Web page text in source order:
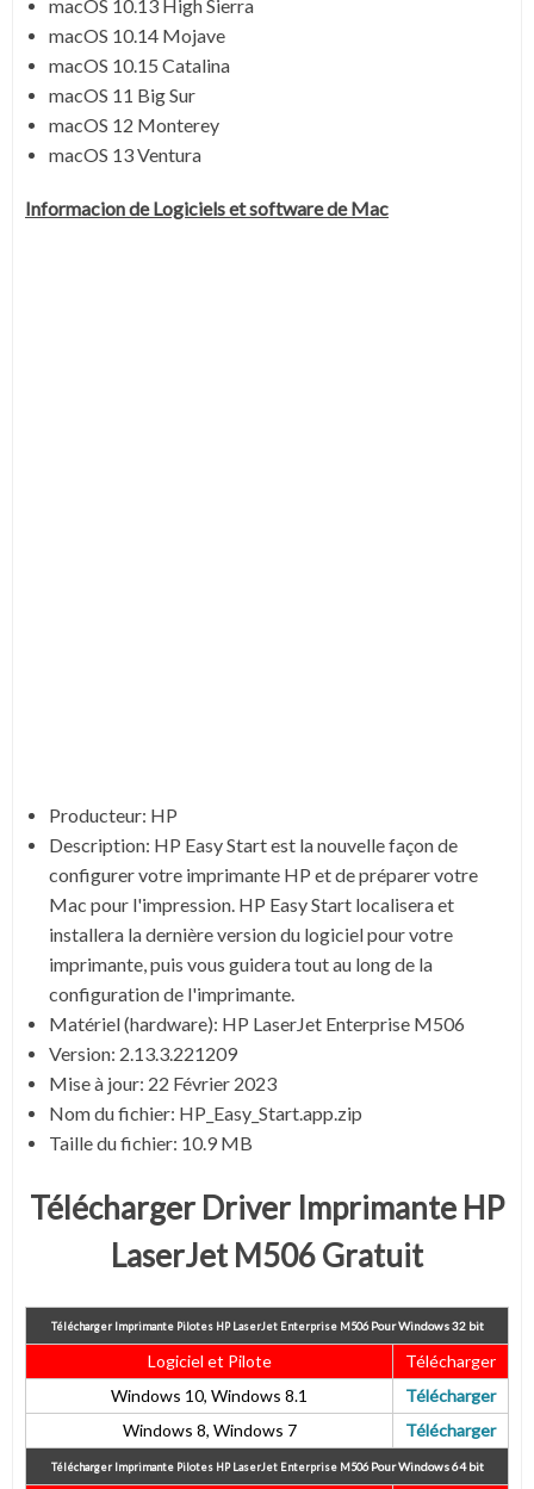
macOS 10.13 High Sierra
macOS 10.14 Mojave
macOS 10.15 Catalina
macOS 11 Big Sur
macOS 12 Monterey
macOS 13 Ventura
Informacion de Logiciels et software de Mac
Producteur: HP
Description: HP Easy Start est la nouvelle façon de
configurer votre imprimante HP et de préparer votre
Mac pour l'impression. HP Easy Start localisera et
installera la dernière version du logiciel pour votre
imprimante, puis vous guidera tout au long de la
configuration de l'imprimante.
Matériel (hardware): HP LaserJet Enterprise M506
Version: 2.13.3.221209
Mise à jour: 22 Février 2023
Nom du fichier: HP_Easy_Start.app.zip
Taille du fichier: 10.9 MB
Télécharger Driver Imprimante HP
LaserJet M506 Gratuit
Télécharger Imprimante Pilotes HP LaserJet Enterprise M506PourWindows 32 bit
Logiciel et Pilote
Télécharger
Windows 10, Windows 8.1
Télécharger
Windows 8, Windows 7
Télécharger
Télécharger Imprimante Pilotes HP LaserJet Enterprise M506PourWindows 64 bit